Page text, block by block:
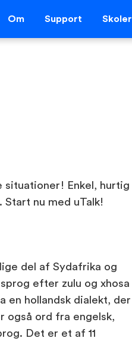
Om Support Skoler
Enkel, hurtig
nu med uTalk!
del af Sydafrika og
efter zulu og xhosa
en hollandsk dialekt, der
også ord fra engelsk,
Det er et af 11